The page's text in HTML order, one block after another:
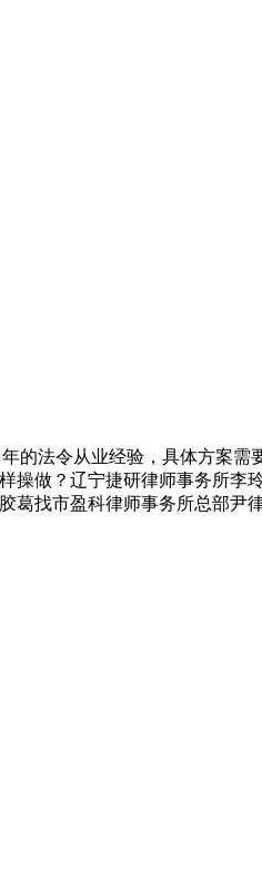
的法令从业经验，具体方案需
操做？辽宁捷研律师事务所李
找市盈科律师事务所总部尹律